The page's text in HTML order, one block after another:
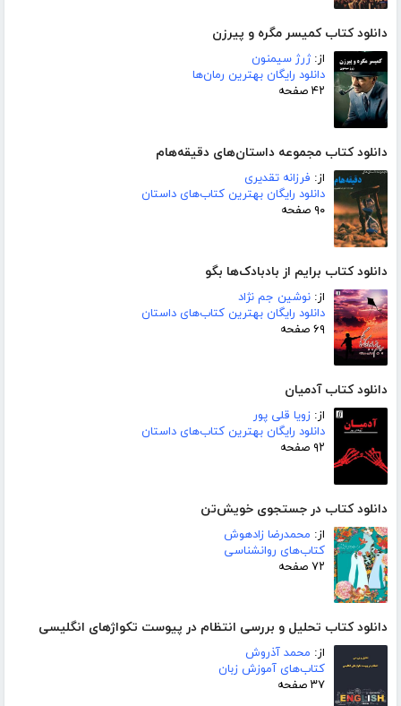
دانلود کتاب کمیسر مگره و پیرزن
از:ژرژ سیمنون
دانلود رایگان بهترین رمان‌ها
۴۲ صفحه
دانلود کتاب مجموعه داستان‌های دقیقه‌هام
از: فرزانه تقدیری
دانلود رایگان بهترین کتاب‌های داستان
۹۰ صفحه
دانلود کتاب برایم از بادبادک‌ها بگو
از: نوشین جم نژاد
دانلود رایگان بهترین کتاب‌های داستان
۶۹ صفحه
دانلود کتاب آدمیان
از: زویا قلی پور
دانلود رایگان بهترین کتاب‌های داستان
۹۲ صفحه
دانلود کتاب در جستجوی خویش‌تن
از: محمدرضا زادهوش
کتاب‌های روانشناسی
۷۲ صفحه
دانلود کتاب تحلیل و بررسی انتظام در پیوست تکواژهای انگلیسی
از: محمد آذروش
کتاب‌های آموزش زبان
۳۷ صفحه